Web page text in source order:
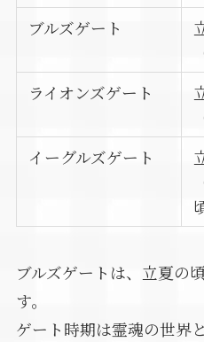
ブルズゲート
ライオンズゲート
イーグルズゲート
ブルズゲートは、立夏の
す。
ゲート時期は霊魂の世界